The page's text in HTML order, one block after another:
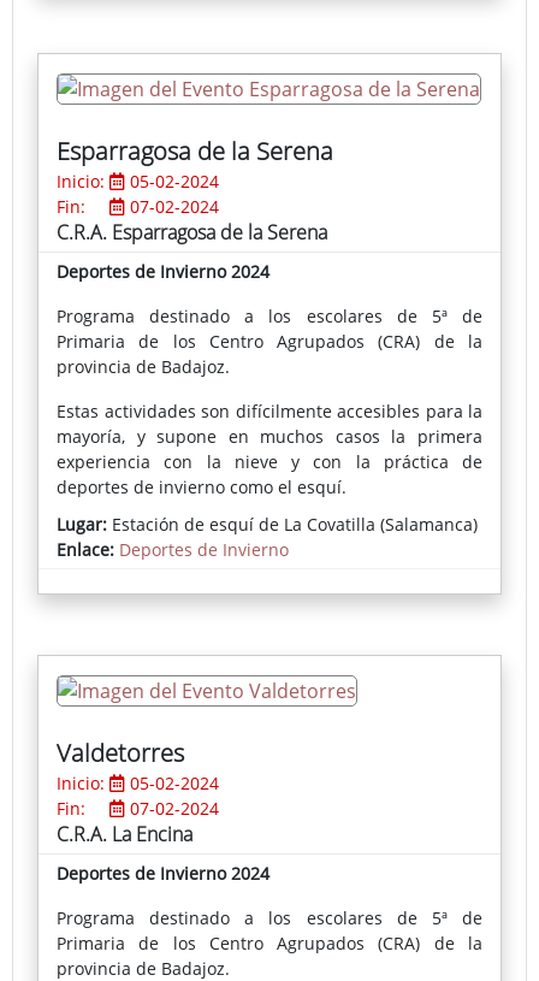
Esparragosa de la Serena
Inicio:
05-02-2024
Fin:
07-02-2024
C.R.A. Esparragosa de la Serena
Deportes de Invierno 2024
Programa destinado a los escolares de 5ª de
Primaria de los Centro Agrupados (CRA) de la
provincia de Badajoz.
Estas actividades son difícilmente accesibles para la
mayoría, y supone en muchos casos la primera
experiencia con la nieve y con la práctica de
deportes de invierno como el esquí.
Lugar: Estación de esquí de La Covatilla (Salamanca)
Enlace: Deportes de Invierno
Valdetorres
Inicio:
05-02-2024
Fin:
07-02-2024
C.R.A. La Encina
Deportes de Invierno 2024
Programa destinado a los escolares de 5ª de
Primaria de los Centro Agrupados (CRA) de la
provincia de Badajoz.